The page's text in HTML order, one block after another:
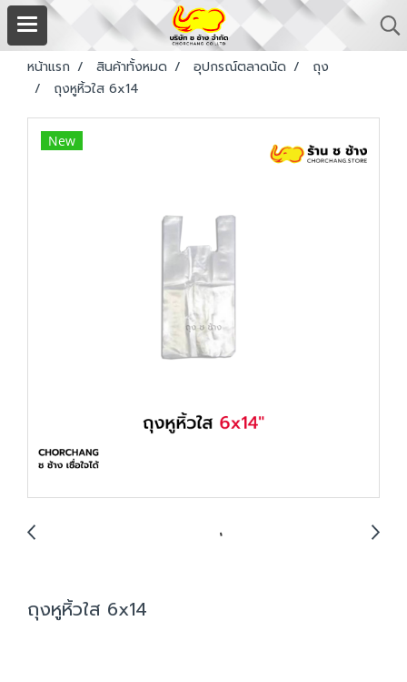
หน้าแรก สินค้าทั้งหมด อุปกรณ์ตลาดนัด
ถุง
ถุงหูหิ้วใส 6x14
New
ถุงหูหิ้วใส 6x14